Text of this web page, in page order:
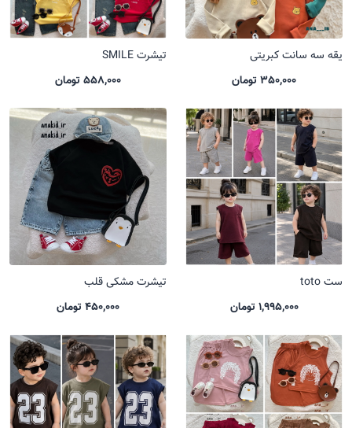
یقه سه سانت کبریتی
350,000 تومان
تیشرت SMILE
558,000 تومان
ست toto
1,995,000 تومان
تیشرت مشکی قلب
450,000 تومان